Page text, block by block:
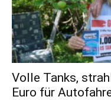
Volle Tanks,
Euro für